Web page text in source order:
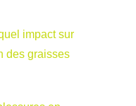
impact sur
des graisses